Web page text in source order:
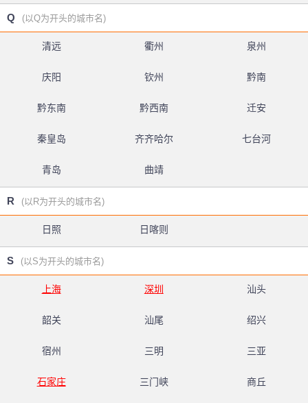
Q (以Q为开头的城市名)
清远 衢州 泉州
庆阳 钦州 黔南
黔东南 黔西南 迁安
秦皇岛 齐齐哈尔 七台河
青岛 曲靖
R (以R为开头的城市名)
日照 日喀则
S (以S为开头的城市名)
上海 深圳 汕头
韶关 汕尾 绍兴
宿州 三明 三亚
石家庄 三门峡 商丘